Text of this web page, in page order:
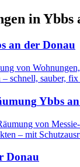
inYbbs
an der Donau
von
schnell, sauber,
Ybbs
von
– mit
Donau